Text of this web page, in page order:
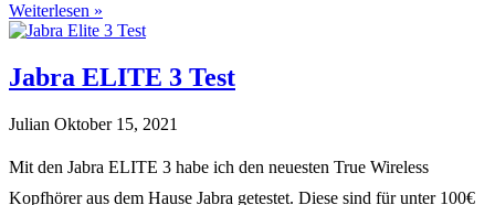
Weiterlesen »
Jabra ELITE 3 Test
Julian Oktober 15, 2021
Mit den Jabra ELITE 3 habe ich den neuesten True Wireless
Kopfhörer aus dem Hause Jabra getestet. Diese sind für unter 100€